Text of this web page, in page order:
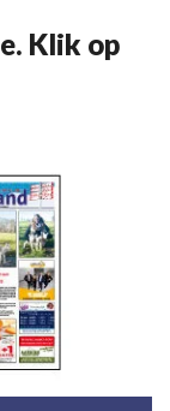
Klik op